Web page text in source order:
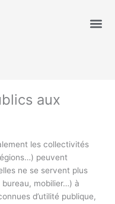
aux
les collectivités
peuvent
ne se servent plus
mobilier…) à
d’utilité publique,